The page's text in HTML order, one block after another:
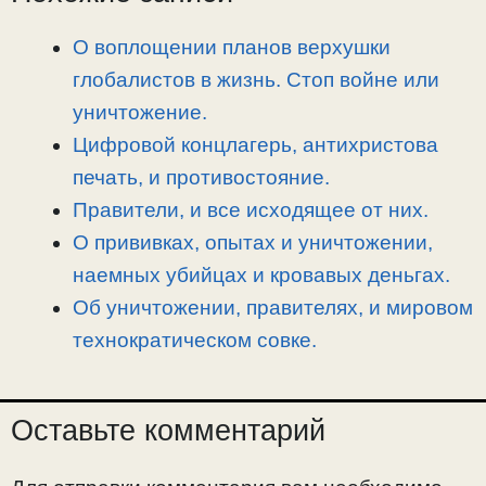
a
О воплощении планов верхушки
глобалистов в жизнь. Стоп войне или
уничтожение.
Цифровой концлагерь, антихристова
печать, и противостояние.
Правители, и все исходящее от них.
О прививках, опытах и уничтожении,
наемных убийцах и кровавых деньгах.
Об уничтожении, правителях, и мировом
технократическом совке.
Оставьте комментарий